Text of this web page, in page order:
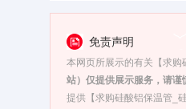
免责声明
本网页所展示的有关【求购
站）仅提供展示服务，请
提供【求购硅酸铝保温管_